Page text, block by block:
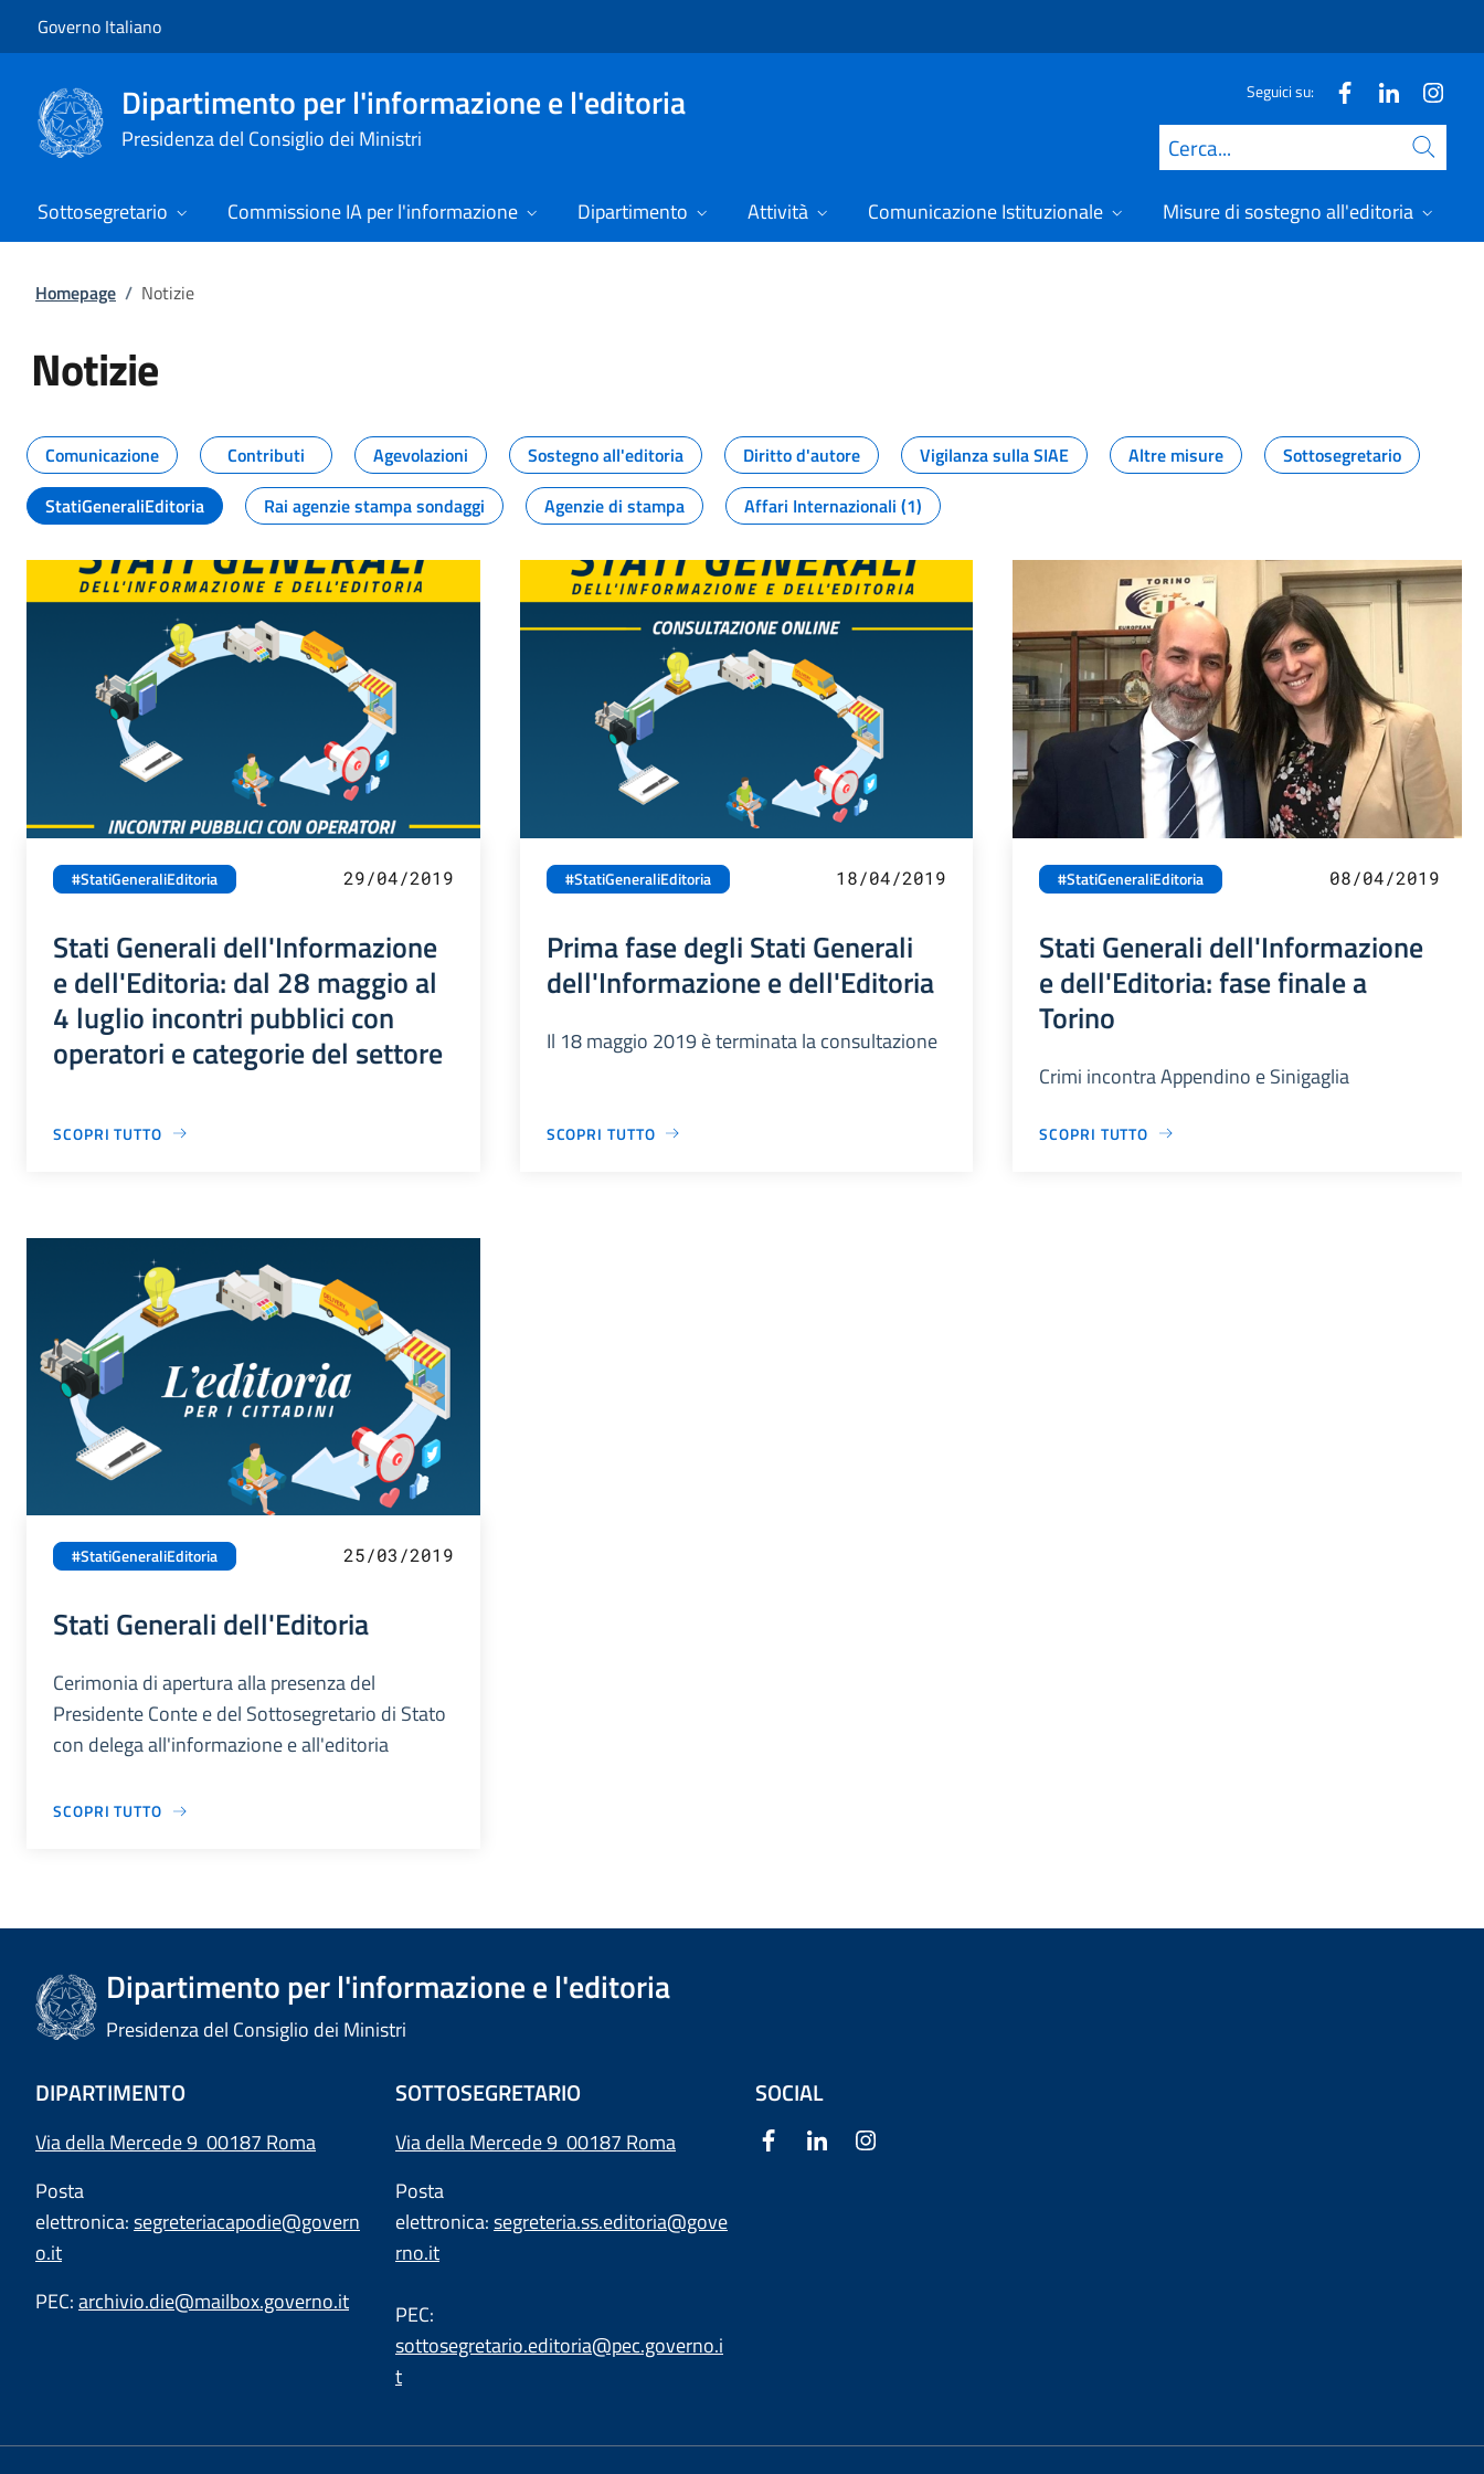
Governo Italiano
Dipartimento per l'informazione e l'editoria
Presidenza del Consiglio dei Ministri
Seguici su:
Cerca
Sottosegretario Commissione IA per l'informazione Dipartimento Attività Comunicazione Istituzionale Misure di sostegno all'editoria
Homepage / Notizie
Notizie
Tutti i contenuti della pagina Notizie
Comunicazione Contributi Agevolazioni Sostegno all'editoria Diritto d'autore Vigilanza sulla SIAE Altre misure
Sottosegretario
StatiGeneraliEditoria
Rai agenzie stampa sondaggi Agenzie di stampa Affari Internazionali (1)
#StatiGeneraliEditoria 29/04/2019
Stati Generali dell'Informazione
e dell'Editoria: dal 28 maggio al
4 luglio incontri pubblici con
operatori e categorie del settore
SCOPRI TUTTO
#StatiGeneraliEditoria 18/04/2019
Prima fase degli Stati Generali
dell'Informazione e dell'Editoria
Il 18 maggio 2019 è terminata la consultazione
SCOPRI TUTTO
#StatiGeneraliEditoria 08/04/2019
Stati Generali dell'Informazione
e dell'Editoria: fase finale a
Torino
Crimi incontra Appendino e Sinigaglia
SCOPRI TUTTO
#StatiGeneraliEditoria 25/03/2019
Stati Generali dell'Editoria
Cerimonia di apertura alla presenza del
Presidente Conte e del Sottosegretario di Stato
con delega all'informazione e all'editoria
SCOPRI TUTTO
Dipartimento per l'informazione e l'editoria
Presidenza del Consiglio dei Ministri
DIPARTIMENTO
Via della Mercede 9 00187 Roma
Posta
elettronica:segreteriacapodie@govern
o.it
PEC:archivio.die@mailbox.governo.it
SOTTOSEGRETARIO
Via della Mercede 9 00187 Roma
Posta
elettronica:segreteria.ss.editoria@gove
rno.it
PEC:
sottosegretario.editoria@pec.governo.i
t
SOCIAL